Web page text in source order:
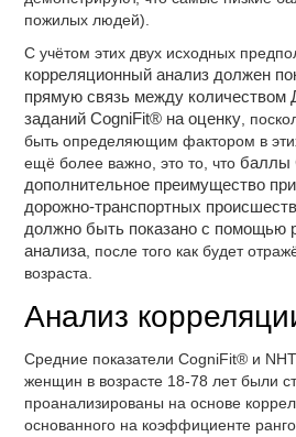
пожилых людей).
С учётом этих двух исходных
корреляционный анализ должен
прямую связь между количеством
заданий CogniFit® на оценку ,
быть определяющим фактором в
ещё более важно, это то, что баллы
дополнительное преимущество
дорожно-транспортных
должно быть показано с помощью
анализа , после того как будет
возраста.
Анализ
Средние показатели CogniFit® и
женщин в возрасте 18-78 лет были
проанализированы на основе
основанного на коэффициенте